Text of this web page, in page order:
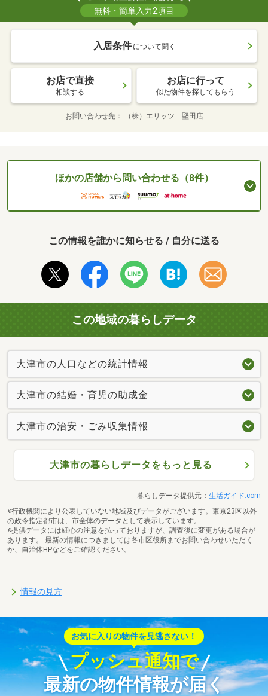
無料・簡単入力2項目
入居条件 について聞く
お店で直接
相談する
お店に行って
似た物件を探してもらう
お問い合わせ先 （株）エリッツ 堅田店
ほかの店舗から問い合わせる（8件）
この情報を誰かに知らせる / 自分に送る
この地域の暮らしデータ
大津市の人口などの統計情報
大津市の結婚・育児の助成金
大津市の治安・ごみ収集情報
大津市の暮らしデータをもっと見る
暮らしデータ提供元： 生活ガイド.com
※行政機関により公表していない地域及びデータがございます。東京23区以外
の政令指定都市は、市全体のデータとして表示しています。
※提供データには細心の注意を払っておりますが、調査後に変更がある場合が
あります。 最新の情報につきましては各市区役所までお問い合わせいただく
か、自治体HPなどをご確認ください。
情報の見方
お気に入りの物件を見逃さない！
プッシュ通知で
最新の物件情報が届く